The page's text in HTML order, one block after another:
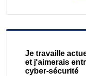
Je travaille
et j'aimerais
cyber-sécurité